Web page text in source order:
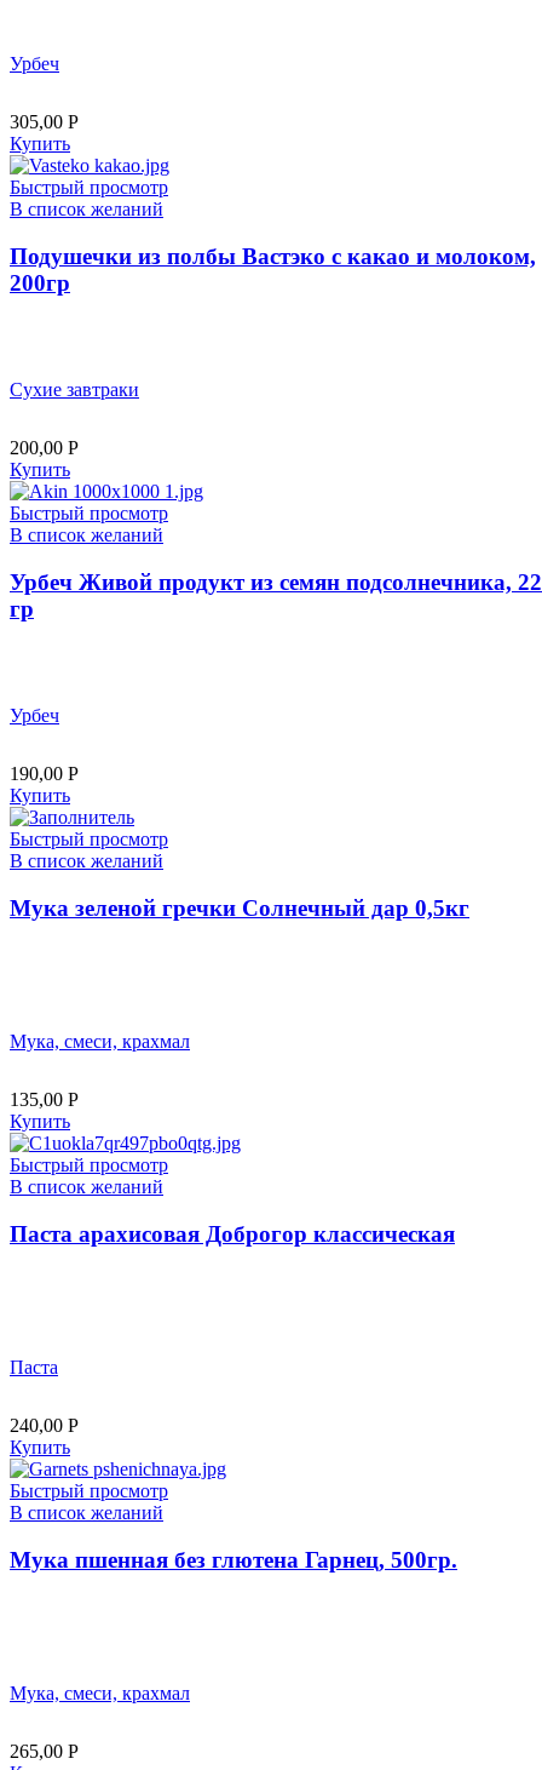
Урбеч
305,00 Р
Купить
Быстрый просмотр
В список желаний
Подушечки из полбы Вастэко с какао и молоком,
200гр
Сухие завтраки
200,00 Р
Купить
Быстрый просмотр
В список желаний
Урбеч Живой продукт из семян подсолнечника,
гр
Урбеч
190,00 Р
Купить
Быстрый просмотр
В список желаний
Мука зеленой гречки Солнечный дар 0,5кг
Мука, смеси, крахмал
135,00 Р
Купить
Быстрый просмотр
В список желаний
Паста арахисовая Доброгор классическая
Паста
240,00 Р
Купить
Быстрый просмотр
В список желаний
Мука пшенная без глютена Гарнец, 500гр.
Мука, смеси, крахмал
265,00 Р